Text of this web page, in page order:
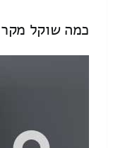
כמה שוקל